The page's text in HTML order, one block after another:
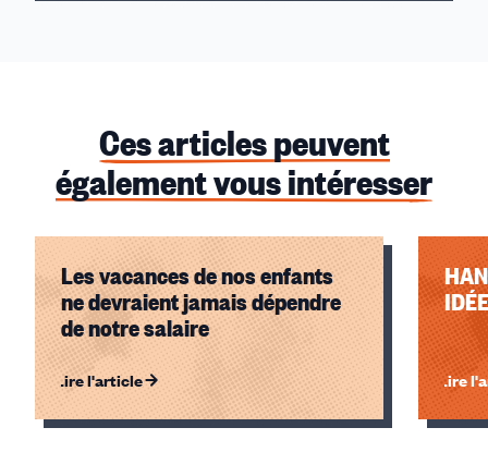
Ces articles peuvent
également vous intéresser
Les vacances de nos enfants
ne devraient jamais dépendre
de notre salaire
Lire l'article Lire